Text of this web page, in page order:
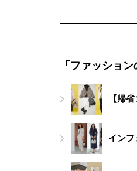
「ファッショ
【帰
イン